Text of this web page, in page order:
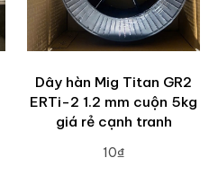
Dây hàn Mig Titan GR2
ERTi-2 1.2 mm cuộn 5kg
giá rẻ cạnh tranh
10₫